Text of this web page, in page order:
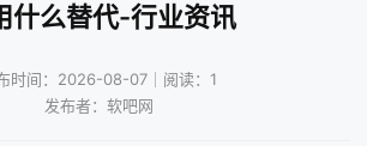
什么替代-行业资讯
时间：2026-08-07｜阅读：1
发布者：软吧网